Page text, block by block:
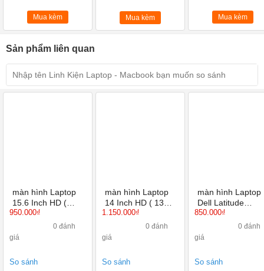
Mua kèm Mua kèm Mua kèm
Sản phẩm liên quan
màn hình Laptop
15.6 Inch HD (
1366X768 ) Led
mỏng 30 Pin
950.000₫
0 đánh
giá
So sánh
màn hình Laptop
14 Inch HD ( 1366
X 768 ) Led mỏng
1.150.000₫
0 đánh
giá
So sánh
màn hình Laptop
Dell Latitude
E7450 14 inch
HD+ ,Full HD, Full
HD IPS
850.000₫
0 đánh
giá
So sánh